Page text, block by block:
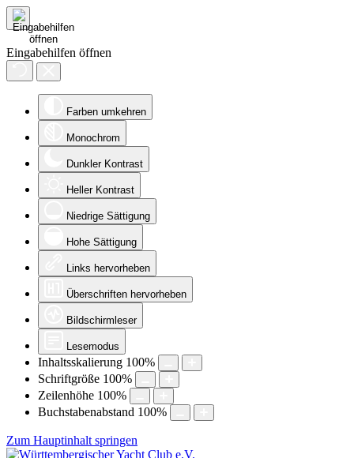
Eingabehilfen öffnen
Farben umkehren
Monochrom
Dunkler Kontrast
Heller Kontrast
Niedrige Sättigung
Hohe Sättigung
Links hervorheben
Überschriften hervorheben
Bildschirmleser
Lesemodus
Inhaltsskalierung 100%
Schriftgröße 100%
Zeilenhöhe 100%
Buchstabenabstand 100%
Zum Hauptinhalt springen